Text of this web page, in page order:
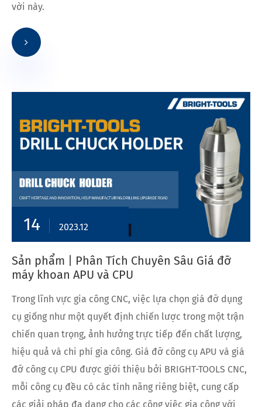
vời này.
14 2023.12
Sản phẩm | Phân Tích Chuyên Sâu Giá đỡ
máy khoan APU và CPU
Trong lĩnh vực gia công CNC, việc lựa chọn giá đỡ dụng
cụ giống như một quyết định chiến lược trong một trận
chiến quan trọng, ảnh hưởng trực tiếp đến chất lượng,
hiệu quả và chi phí gia công. Giá đỡ công cụ APU và giá
đỡ công cụ CPU được giới thiệu bởi BRIGHT-TOOLS CNC,
mỗi công cụ đều có các tính năng riêng biệt, cung cấp
các giải pháp đa dạng cho các công việc gia công với